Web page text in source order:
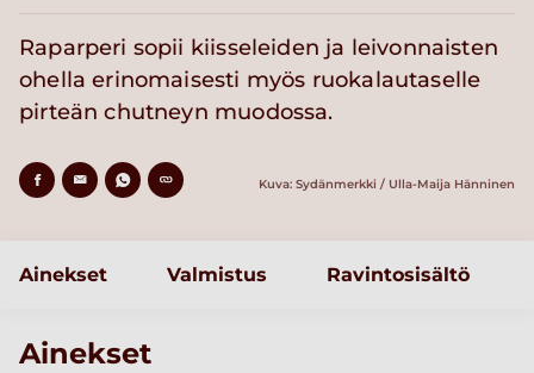
Raparperi sopii kiisseleiden ja leivonnaisten
ohella erinomaisesti myös ruokalautaselle
pirteän chutneyn muodossa.
Kuva: Sydänmerkki / Ulla-Maija Hänninen
Ainekset Valmistus Ravintosisältö
Ainekset